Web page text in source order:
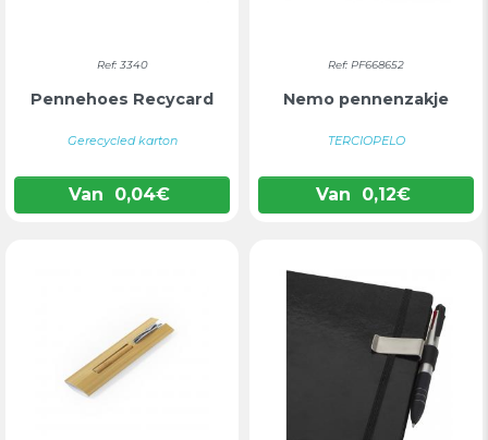
Ref: 3340
Pennehoes Recycard
Gerecycled karton
Van 0,04€
Ref: PF668652
Nemo pennenzakje
TERCIOPELO
Van 0,12€